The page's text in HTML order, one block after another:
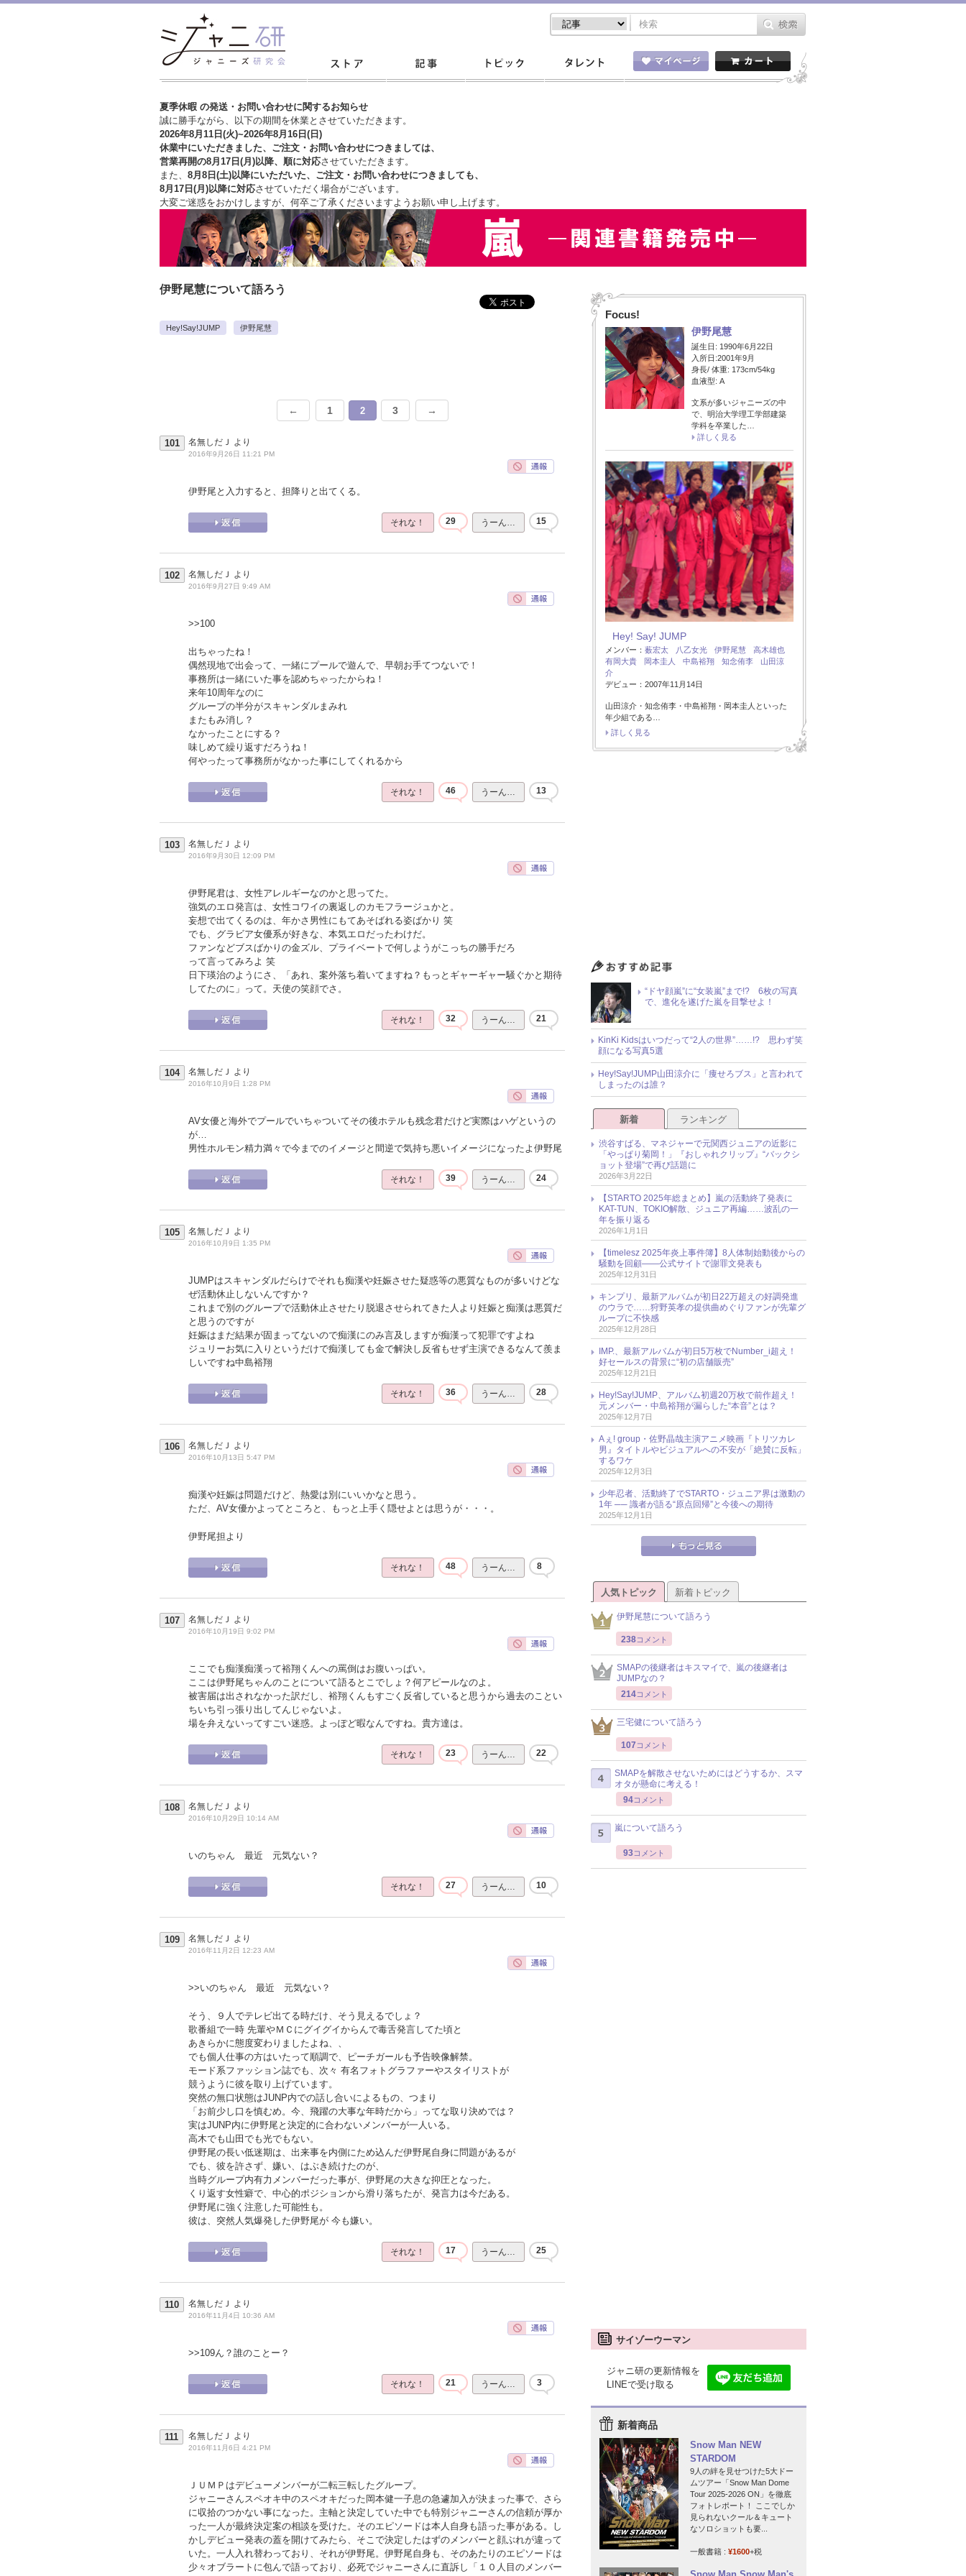
夏季休暇 の発送・お問い合わせに関するお知らせ
誠に勝手ながら、以下の期間を休業とさせていただきます。
2026年8月11日(火)~2026年8月16日(日)
休業中にいただきました、ご注文・お問い合わせにつきましては、
営業再開の8月17日(月)以降、順に対応させていただきます。
また、 8月8日(土)以降にいただいた、ご注文・ お問い合わせにつきましても、
8月17日(月)以降に対応させていただく場合がございます。
大変ご迷惑をおかけしますが、 何卒ご了承くださいますようお願い申し上げます。
伊野尾慧について語ろう
Hey!Say!JUMP 伊野尾慧
← 1 2 3 →
101 名無しだＪ より
2016年9月26日 11:21 PM
伊野尾と入力すると、担降りと出てくる。
それな！ 29 うーん… 15
102 名無しだＪ より
2016年9月27日 9:49 AM
>>100
出ちゃったね！
偶然現地で出会って、一緒にプールで遊んで、早朝お手てつないで！
事務所は一緒にいた事を認めちゃったからね！
来年10周年なのに
グループの半分がスキャンダルまみれ
またもみ消し？
なかったことにする？
味しめて繰り返すだろうね！
何やったって事務所がなかった事にしてくれるから
それな！ 46 うーん… 13
103 名無しだＪ より
2016年9月30日 12:09 PM
伊野尾君は、女性アレルギーなのかと思ってた。
強気のエロ発言は、女性コワイの裏返しのカモフラージュかと。
妄想で出てくるのは、年かさ男性にもてあそばれる姿ばかり 笑
でも、グラビア女優系が好きな、本気エロだったわけだ。
ファンなどブスばかりの金ズル、プライベートで何しようがこっちの勝手だろ
って言ってみろよ 笑
日下瑛治のようにさ、「あれ、案外落ち着いてますね？もっとギャーギャー騒ぐかと期待
してたのに」って。天使の笑顔でさ。
それな！ 32 うーん… 21
104 名無しだＪ より
2016年10月9日 1:28 PM
AV女優と海外でプールでいちゃついてその後ホテルも残念君だけど実際はハゲというの
が…
男性ホルモン精力満々で今までのイメージと間逆で気持ち悪いイメージになったよ伊野尾
それな！ 39 うーん… 24
105 名無しだＪ より
2016年10月9日 1:35 PM
JUMPはスキャンダルだらけでそれも痴漢や妊娠させた疑惑等の悪質なものが多いけどな
ぜ活動休止しないんですか？
これまで別のグループで活動休止させたり脱退させられてきた人より妊娠と痴漢は悪質だ
と思うのですが
妊娠はまだ結果が固まってないので痴漢にのみ言及しますが痴漢って犯罪ですよね
ジュリーお気に入りというだけで痴漢しても金で解決し反省もせず主演できるなんて羨ま
しいですね中島裕翔
それな！ 36 うーん… 28
106 名無しだＪ より
2016年10月13日 5:47 PM
痴漢や妊娠は問題だけど、熱愛は別にいいかなと思う。
ただ、AV女優かよってところと、もっと上手く隠せよとは思うが・・・。
伊野尾担より
それな！ 48 うーん… 8
107 名無しだＪ より
2016年10月19日 9:02 PM
ここでも痴漢痴漢って裕翔くんへの罵倒はお腹いっぱい。
ここは伊野尾ちゃんのことについて語るとこでしょ？何アピールなのよ。
被害届は出されなかった訳だし、裕翔くんもすごく反省していると思うから過去のことい
ちいち引っ張り出してんじゃないよ。
場を弁えないってすごい迷惑。よっぽど暇なんですね。貴方達は。
それな！ 23 うーん… 22
108 名無しだＪ より
2016年10月29日 10:14 AM
いのちゃん 最近 元気ない？
それな！ 27 うーん… 10
109 名無しだＪ より
2016年11月2日 12:23 AM
>>いのちゃん 最近 元気ない？
そう、９人でテレビ出てる時だけ、そう見えるでしょ？
歌番組で一時 先輩やＭＣにグイグイからんで毒舌発言してた頃と
あきらかに態度変わりましたよね、、
でも個人仕事の方はいたって順調で、ピーチガールも予告映像解禁。
モード系ファッション誌でも、次々 有名フォトグラファーやスタイリストが
競うように彼を取り上げています。
突然の無口状態はJUNP内での話し合いによるもの、つまり
「お前少し口を慎むめ。今、飛躍の大事な年時だから」ってな取り決めでは？
実はJUNP内に伊野尾と決定的に合わないメンバーが一人いる。
高木でも山田でも光でもない。
伊野尾の長い低迷期は、出来事を内側にため込んだ伊野尾自身に問題があるが
でも、彼を許さず、嫌い、はぶき続けたのが、
当時グループ内有力メンバーだった事が、伊野尾の大きな抑圧となった。
くり返す女性癖で、中心的ポジションから滑り落ちたが、発言力は今だある。
伊野尾に強く注意した可能性も。
彼は、突然人気爆発した伊野尾が 今も嫌い。
それな！ 17 うーん… 25
110 名無しだＪ より
2016年11月4日 10:36 AM
>>109ん？誰のことー？
それな！ 21 うーん… 3
111 名無しだＪ より
2016年11月6日 4:21 PM
ＪＵＭＰはデビューメンバーが二転三転したグループ。
ジャニーさんスペオキ中のスペオキだった岡本健一子息の急遽加入が決まった事で、さら
に収拾のつかない事になった。主軸と決定していた中でも特別ジャニーさんの信頼が厚か
った一人が最終決定案の相談を受けた。そのエピソードは本人自身も語った事がある。し
かしデビュー発表の蓋を開けてみたら、そこで決定したはずのメンバーと顔ぶれが違って
いた。一人入れ替わっており、それが伊野尾。伊野尾自身も、そのあたりのエピソードは
少々オブラートに包んで語っており、必死でジャニーさんに直訴し「１０人目のメンバー
Focus!
伊野尾慧
誕生日: 1990年6月22日
入所日:2001年9月
身長/ 体重: 173cm/54kg
血液型: A
文系が多いジャニーズの中
で、明治大学理工学部建築
学科を卒業した…
詳しく見る
Hey! Say! JUMP
メンバー： 薮宏太 八乙女光 伊野尾慧
高木雄也
有岡大貴
岡本圭人 中島裕翔 知念侑李
山田涼
介
デビュー：2007年11月14日
山田涼介・知念侑李・中島裕翔・岡本圭人といった
年少組である…
詳しく見る
“ドヤ顔嵐”に“女装嵐”まで!? 6枚の写真
で、進化を遂げた嵐を目撃せよ！
KinKi Kidsはいつだって“2人の世界”……!? 思わず笑
顔になる写真5選
Hey!Say!JUMP山田涼介に「痩せろブス」と言われて
しまったのは誰？
新着 ランキング
渋谷すばる、マネジャーで元関西ジュニアの近影に
「やっぱり菊岡！」『おしゃれクリップ』“バックシ
ョット登場”で再び話題に
2026年3月22日
【STARTO 2025年総まとめ】嵐の活動終了発表に
KAT-TUN、TOKIO解散、ジュニア再編……波乱の一
年を振り返る
2026年1月1日
【timelesz 2025年炎上事件簿】8人体制始動後からの
騒動を回顧――公式サイトで謝罪文発表も
2025年12月31日
キンプリ、最新アルバムが初日22万超えの好調発進
のウラで……狩野英孝の提供曲めぐりファンが先輩グ
ループに不快感
2025年12月28日
IMP.、最新アルバムが初日5万枚でNumber_i超え！
好セールスの背景に“初の店舗販売”
2025年12月21日
Hey!Say!JUMP、アルバム初週20万枚で前作超え！
元メンバー・中島裕翔が漏らした“本音”とは？
2025年12月7日
Aぇ! group・佐野晶哉主演アニメ映画『トリツカレ
男』タイトルやビジュアルへの不安が「絶賛に反転」
するワケ
2025年12月3日
少年忍者、活動終了でSTARTO・ジュニア界は激動の
1年 ── 識者が語る“原点回帰”と今後への期待
2025年12月1日
人気トピック 新着トピック
伊野尾慧について語ろう
238コメント
SMAPの後継者はキスマイで、嵐の後継者は
JUMPなの？
214コメント
三宅健について語ろう
107 コメント
SMAPを解散させないためにはどうするか、スマ
オタが懸命に考える！
94コメント
嵐について語ろう
93コメント
サイゾーウーマン
ジャニ研の更新情報を
LINEで受け取る
新着商品
Snow Man NEW
STARDOM
9人の絆を見せつけた5大ドー
ムツアー「Snow Man Dome
Tour 2025-2026 ON」を徹底
フォトレポート！ ここでしか
見られないクール＆キュート
なソロショットも要...
一般書籍 : ¥1600+税